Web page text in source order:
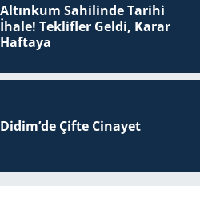
Altınkum Sahilinde Tarihi
İhale! Teklifler Geldi, Karar
Haftaya
Didim’de Çifte Ci­na­yet